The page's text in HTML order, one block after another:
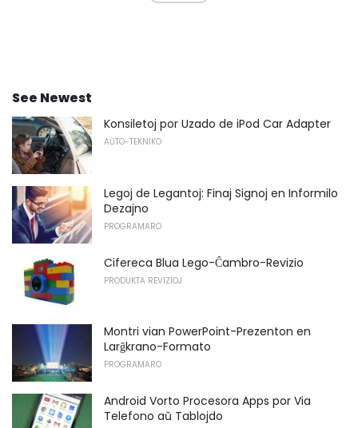
See Newest
Konsiletoj por Uzado de iPod Car Adapter
AŬTO-TEKNIKO
Legoj de Legantoj: Finaj Signoj en Informilo
Dezajno
PROGRAMARO
Cifereca Blua Lego-Ĉambro-Revizio
PRODUKTA REVIZIOJ
Montri vian PowerPoint-Prezenton en
Larĝkrano-Formato
PROGRAMARO
Android Vorto Procesora Apps por Via
Telefono aŭ Tablojdo